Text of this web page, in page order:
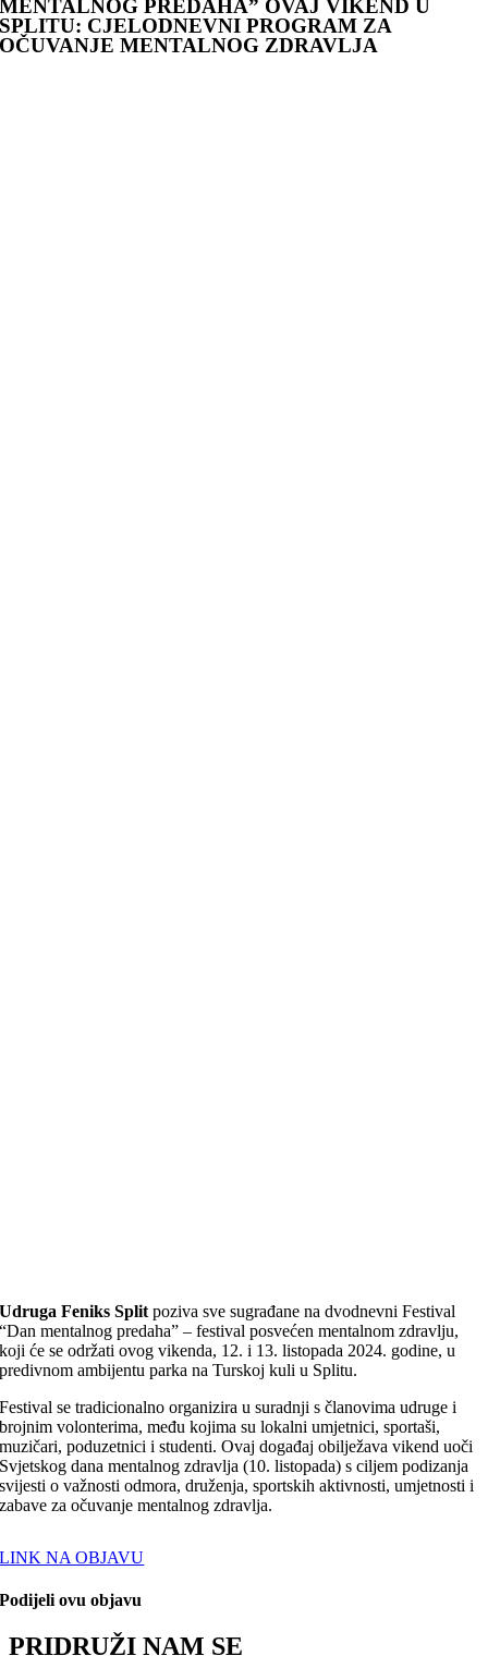
MENTALNOG PREDAHA” OVAJ VIKEND U
SPLITU: CJELODNEVNI PROGRAM ZA
OČUVANJE MENTALNOG ZDRAVLJA
Udruga Feniks Split poziva sve sugrađane na dvodnevni Festival
“Dan mentalnog predaha” – festival posvećen mentalnom zdravlju,
koji će se održati ovog vikenda, 12. i 13. listopada 2024. godine, u
predivnom ambijentu parka na Turskoj kuli u Splitu.
Festival se tradicionalno organizira u suradnji s članovima udruge i
brojnim volonterima, među kojima su lokalni umjetnici, sportaši,
muzičari, poduzetnici i studenti. Ovaj događaj obilježava vikend uoči
Svjetskog dana mentalnog zdravlja (10. listopada) s ciljem podizanja
svijesti o važnosti odmora, druženja, sportskih aktivnosti, umjetnosti i
zabave za očuvanje mentalnog zdravlja.
LINK NA OBJAVU
Podijeli ovu objavu
PRIDRUŽI NAM SE